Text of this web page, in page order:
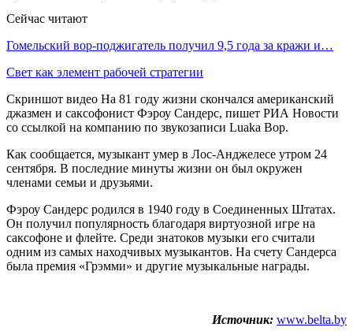
Сейчас читают
Гомельский вор-поджигатель получил 9,5 года за кражи и…
Свет как элемент рабочей стратегии
Скриншот видео На 81 году жизни скончался американский
джазмен и саксофонист Фэроу Сандерс, пишет РИА Новости
со ссылкой на компанию по звукозаписи Luaka Bop.
Как сообщается, музыкант умер в Лос-Анджелесе утром 24
сентября. В последние минуты жизни он был окружен
членами семьи и друзьями.
Фэроу Сандерс родился в 1940 году в Соединенных Штатах.
Он получил популярность благодаря виртуозной игре на
саксофоне и флейте. Среди знатоков музыки его считали
одним из самых находчивых музыкантов. На счету Сандерса
была премия «Грэмми» и другие музыкальные награды.
Источник: www.belta.by